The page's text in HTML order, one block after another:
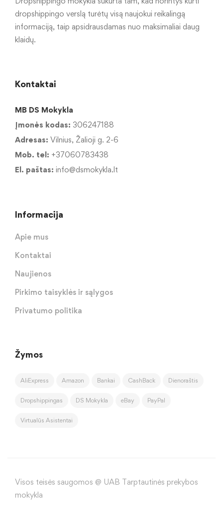
dropshippingo verslą turėtų visą naujokui reikalingą
informaciją, taip apsidrausdamas nuo maksimaliai daug
klaidų.
Kontaktai
MB DS Mokykla
Įmonės kodas: 306247188
Adresas: Vilnius, Žalioji g. 2-6
Mob. tel: +37060783438
El. paštas: info@dsmokykla.lt
Informacija
Apie mus
Kontaktai
Naujienos
Pirkimo taisyklės ir sąlygos
Privatumo politika
Žymos
AliExpress Amazon Bankai CashBack Dienoraštis
Dropshippingas DS Mokykla eBay PayPal
Virtualūs Asistentai
Visos teisės saugomos @ UAB Tarptautinės prekybos
mokykla